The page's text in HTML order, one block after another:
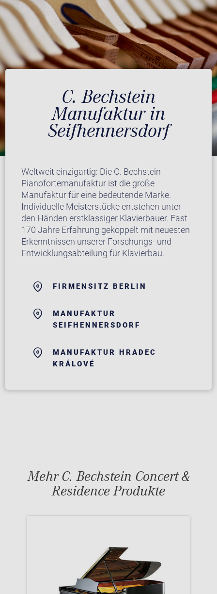
C. Bechstein
Manufaktur in
Seifhennersdorf
Weltweit einzigartig: Die C. Bechstein
Pianofortemanufaktur ist die große
Manufaktur für eine bedeutende Marke.
Individuelle Meisterstücke entstehen unter
den Händen erstklassiger Klavierbauer. Fast
170 Jahre Erfahrung gekoppelt mit neuesten
Erkenntnissen unserer Forschungs- und
Entwicklungsabteilung für Klavierbau.
FIRMENSITZ BERLIN
MANUFAKTUR
SEIFHENNERSDORF
MANUFAKTUR HRADEC
KRÁLOVÉ
Mehr C. Bechstein Concert &
Residence Produkte